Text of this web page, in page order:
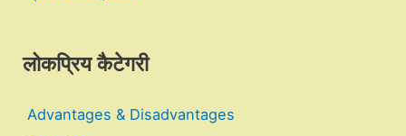
लोकप्रिय कैटेगरी
Advantages & Disadvantages